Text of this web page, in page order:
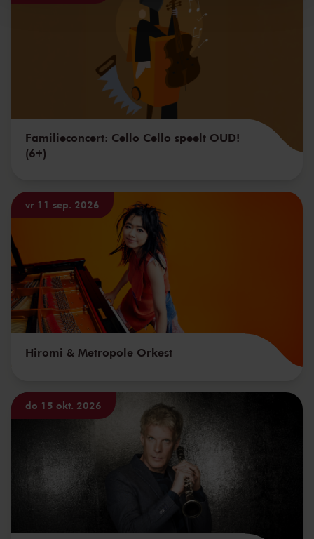
Familieconcert: Cello Cello speelt OUD!
(6+)
vr 11 sep. 2026
Hiromi & Metropole Orkest
do 15 okt. 2026